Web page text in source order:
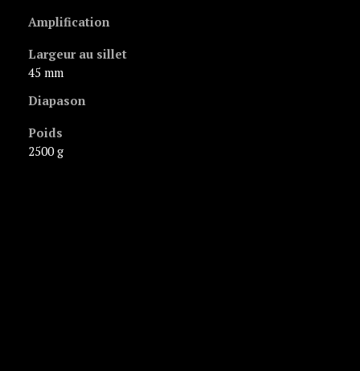
Amplification
Largeur au sillet
45 mm
Diapason
Poids
2500 g